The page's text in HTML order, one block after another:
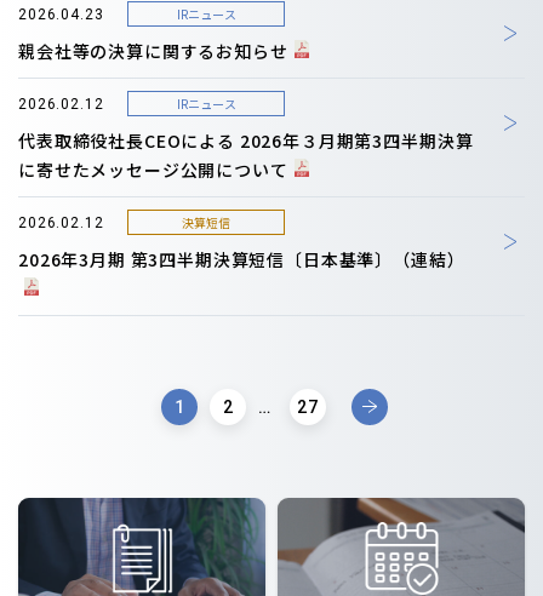
2026.04.23 IRニュース
親会社等の決算に関するお知らせ
2026.02.12 IRニュース
代表取締役社長CEOによる 2026年３月期第3四半期決算
に寄せたメッセージ公開について
2026.02.12 決算短信
2026年3月期 第3四半期決算短信〔日本基準〕（連結）
1 2 … 27